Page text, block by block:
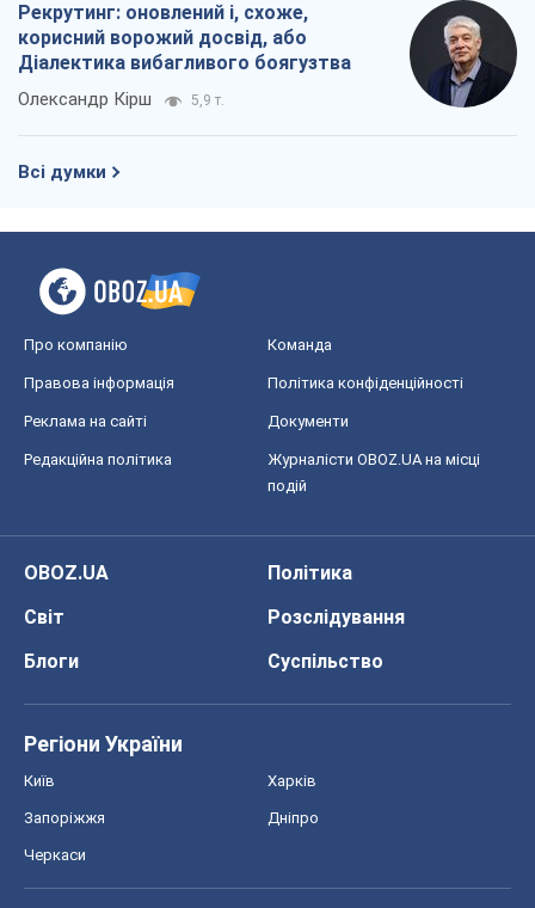
Рекрутинг: оновлений і, схоже,
корисний ворожий досвід, або
Діалектика вибагливого боягузтва
Олександр Кірш 5,9 т.
Всі думки
Про компанію Команда
Правова інформація Політика конфіденційності
Реклама на сайті Документи
Редакційна політика
Журналісти OBOZ.UA на місці
подій
OBOZ.UA
Політика
Світ
Розслідування
Блоги
Суспільство
Регіони України
Київ Харків
Запоріжжя Дніпро
Черкаси